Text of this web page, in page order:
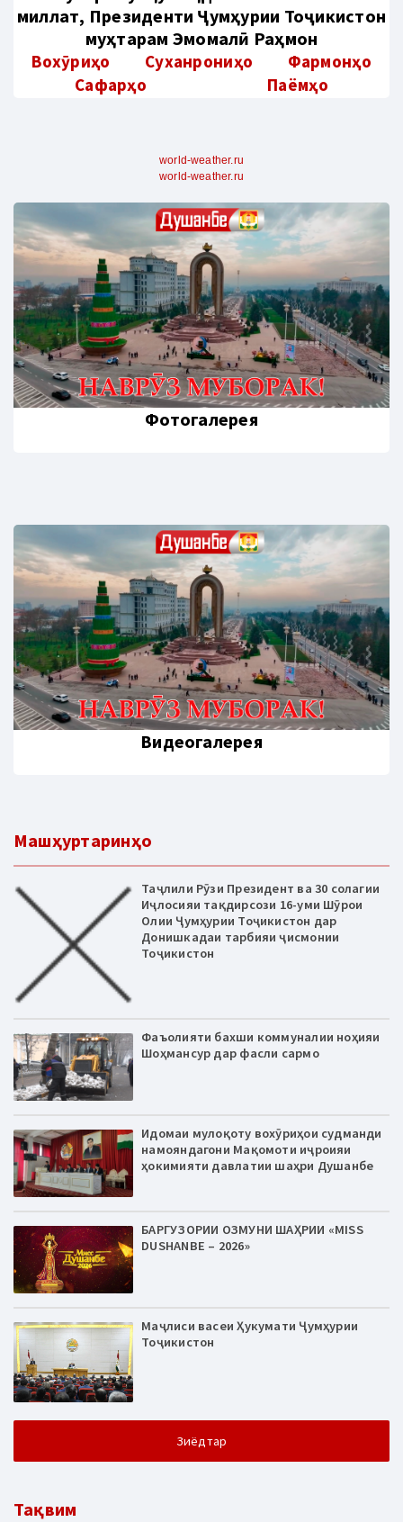
миллат, Президенти Ҷумҳурии Тоҷикистон
муҳтарам Эмомалӣ Раҳмон
Вохӯриҳо Суханрониҳо
Фармонҳо
Сафарҳо
Паёмҳо
world-weather.ru
world-weather.ru
Фотогалерея
Видеогалерея
Машҳуртаринҳо
Таҷлили Рӯзи Президент ва 30 солагии
Иҷлосияи тақдирсози 16-уми Шӯрои
Олии Ҷумҳурии Тоҷикистон дар
Донишкадаи тарбияи ҷисмонии
Тоҷикистон
Фаъолияти бахши коммуналии ноҳияи
Шоҳмансур дар фасли сармо
Идомаи мулоқоту вохӯриҳои судманди
намояндагони Мақомоти иҷроияи
ҳокимияти давлатии шаҳри Душанбе
БАРГУЗОРИИ ОЗМУНИ ШАҲРИИ «MISS
DUSHANBE – 2026»
Маҷлиси васеи Ҳукумати Ҷумҳурии
Тоҷикистон
Зиёдтар
Тақвим